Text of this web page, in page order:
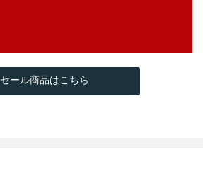
セール商品はこちら